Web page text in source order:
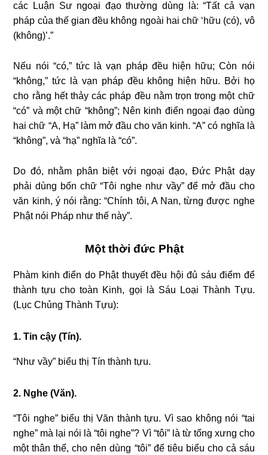
các Luận Sư ngoại đạo thường dùng là: “Tất cả vạn
pháp của thế gian đều không ngoài hai chữ ‘hữu (có), vô
(không)’.”
Nếu nói “có,” tức là vạn pháp đều hiện hữu; Còn nói
“không,” tức là vạn pháp đều không hiện hữu. Bởi họ
cho rằng hết thảy các pháp đều nằm trọn trong một chữ
“có” và một chữ “không”; Nên kinh điển ngoại đạo dùng
hai chữ “A, Hạ” làm mở đầu cho văn kinh. “A” có nghĩa là
“không”, và “hạ” nghĩa là “có”.
Do đó, nhằm phân biệt với ngoại đạo, Ðức Phật dạy
phải dùng bốn chữ “Tôi nghe như vầy” để mở đầu cho
văn kinh, ý nói rằng: “Chính tôi, A Nan, từng được nghe
Phật nói Pháp như thế này”.
Một thời đức Phật
Phàm kinh điển do Phật thuyết đều hội đủ sáu điểm để
thành tựu cho toàn Kinh, gọi là Sáu Loại Thành Tựu.
(Lục Chủng Thành Tựu):
1. Tin cậy (Tín).
“Như vầy” biểu thị Tín thành tựu.
2. Nghe (Văn).
“Tôi nghe” biểu thị Văn thành tựu. Vì sao không nói “tai
nghe” mà lại nói là “tôi nghe”? Vì “tôi” là từ tổng xưng cho
một thân thể, cho nên dùng “tôi” để tiêu biểu cho cả sáu